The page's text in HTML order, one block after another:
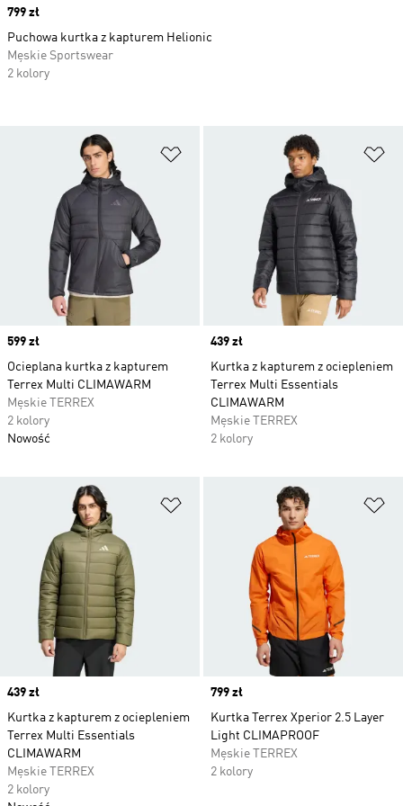
Dodaj do listy życzeń
Price
599 zł
Ocieplana kurtka z kapturem
Terrex Multi CLIMAWARM
Męskie TERREX
2 kolory
Nowość
Price
439 zł
Kurtka z kapturem z ociepleniem
Terrex Multi Essentials
CLIMAWARM
Męskie TERREX
2 kolory
Dodaj do listy życzeń
Price
439 zł
Kurtka z kapturem z ociepleniem
Terrex Multi Essentials
CLIMAWARM
Męskie TERREX
2 kolory
Price
799 zł
Kurtka Terrex Xperior 2.5 Layer
Light CLIMAPROOF
Męskie TERREX
2 kolory
Price
799 zł
Puchowa kurtka z kapturem Helionic
Męskie Sportswear
2 kolory